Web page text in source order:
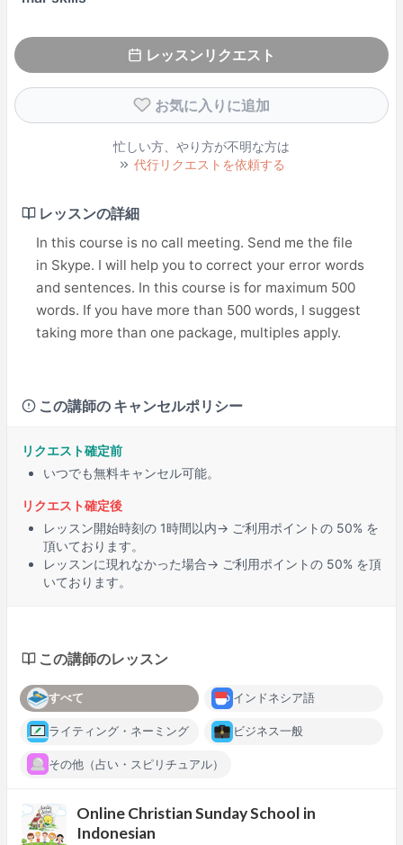
レッスンリクエスト
お気に入りに追加
忙しい方、やり方が不明な方は
代行リクエストを依頼する
レッスンの詳細
In this course is no call meeting. Send me the file
in Skype. I will help you to correct your error words
and sentences. In this course is for maximum 500
words. If you have more than 500 words, I suggest
taking more than one package, multiples apply.
この講師の キャンセルポリシー
リクエスト確定前
いつでも無料キャンセル可能。
リクエスト確定後
レッスン開始時刻の 1時間以内→ ご利用ポイントの 50% を
頂いております。
レッスンに現れなかった場合→ ご利用ポイントの 50% を頂
いております。
この講師のレッスン
すべて インドネシア語
ライティング・ネーミング ビジネス一般
その他（占い・スピリチュアル）
Online Christian Sunday School in
Indonesian